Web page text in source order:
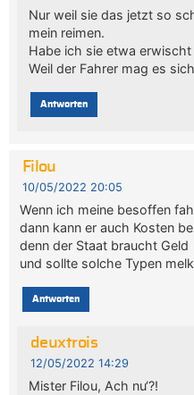
Nur weil sie das jetzt so
mein reimen.
Habe ich sie etwa erwischt
Weil der Fahrer mag es
Antworten
Filou
10/05/2022 20:05
Wenn ich meine besoffen
dann kann er auch Kosten
denn der Staat braucht Geld
und sollte solche Typen
Antworten
deuxtrois
12/05/2022 14:29
Mister Filou, Ach nu‘?!